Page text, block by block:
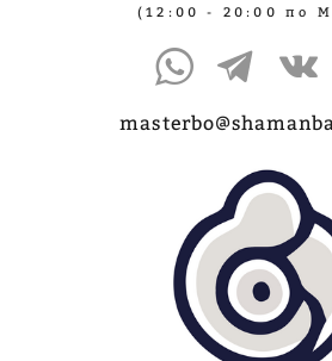
(12:00 - 20:00 по